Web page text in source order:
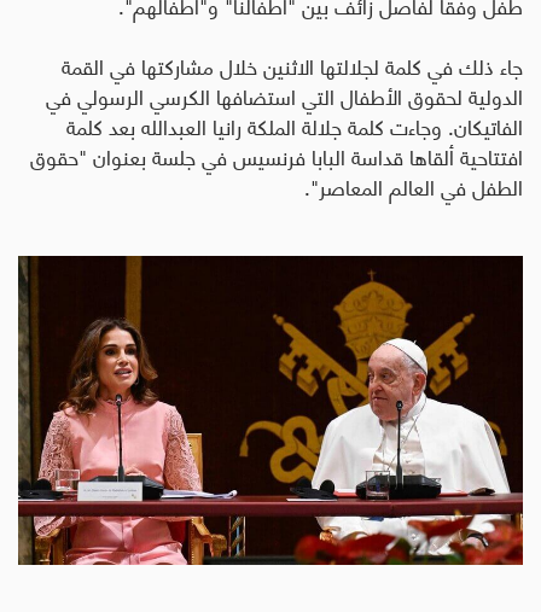
جاء ذلك في كلمة لجلالتها الاثنين خلال مشاركتها في القمة
الدولية لحقوق الأطفال التي استضافها الكرسي الرسولي في
الفاتيكان. وجاءت كلمة جلالة الملكة رانيا العبدالله بعد كلمة
افتتاحية ألقاها قداسة البابا فرنسيس في جلسة بعنوان "حقوق
الطفل في العالم المعاصر".